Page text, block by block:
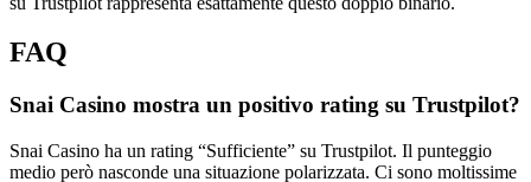
FAQ
Snai Casino mostra un positivo rating su Trustpilot?
Snai Casino ha un rating “Sufficiente” su Trustpilot. Il punteggio
medio però nasconde una situazione polarizzata. Ci sono moltissime